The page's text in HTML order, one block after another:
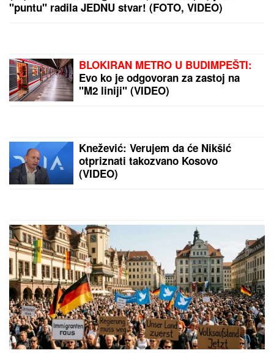
"MNOGO SAM TUŽAN, POČIVAJ U MIRU"
umrla nakon borbe sa leukemijom, imala
transplantaciju koštane srži, pa se stanje pogoršalo:
Emir Habibović se oprostio